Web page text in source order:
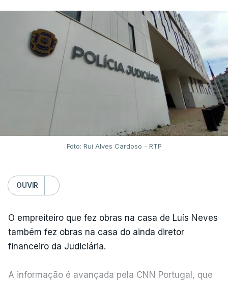
Foto: Rui Alves Cardoso - RTP
OUVIR
O empreiteiro que fez obras na casa de Luís Neves
também fez obras na casa do ainda diretor
financeiro da Judiciária.
A informação é avançada pela CNN Portugal, que